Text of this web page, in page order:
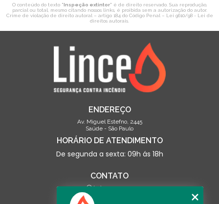
O conteúdo do texto "Inspeção extintor" é de direito reservado. Sua reprodução,
parcial ou total, mesmo citando nossos links, é proibida sem a autorização do autor.
Crime de violação de direito autoral – artigo 184 do Código Penal – Lei 9610/98 - Lei de
direitos autorais
ENDEREÇO
Av. Miguel Estefno, 2445
Saúde - São Paulo
HORÁRIO DE ATENDIMENTO
De segunda a sexta: 09h ás 18h
CONTATO
(13) 3500-0703
contato@linceseguranca.com.br